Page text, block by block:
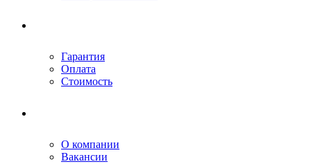
Гарантия
Оплата
Стоимость
О компании
Вакансии